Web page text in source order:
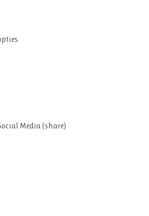
Media (share)